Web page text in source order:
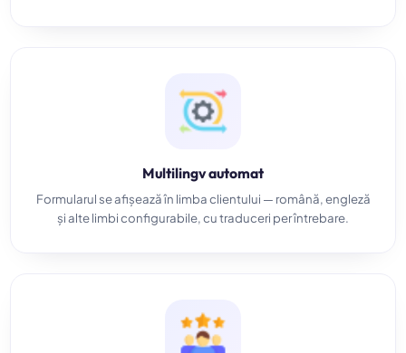
Multilingv automat
Formularul se afișează în limba clientului — română, engleză
și alte limbi configurabile, cu traduceri per întrebare.